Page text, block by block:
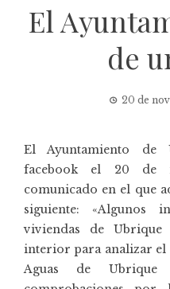
El
de
20 de
El Ayuntamiento
facebook el 20 de
comunicado en el que
siguiente: «Algunos
viviendas de
interior para analizar el
Aguas de Ubrique